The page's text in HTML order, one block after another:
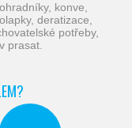
deratizace,
potřeby,
prasat.